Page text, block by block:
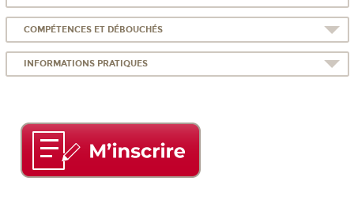
COMPÉTENCES ET DÉBOUCHÉS
INFORMATIONS PRATIQUES